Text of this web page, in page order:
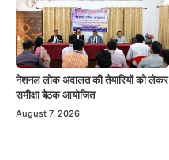
नेशनल लोक अदालत की तैयारियों को लेकर
समीक्षा बैठक आयोजित
August 7, 2026